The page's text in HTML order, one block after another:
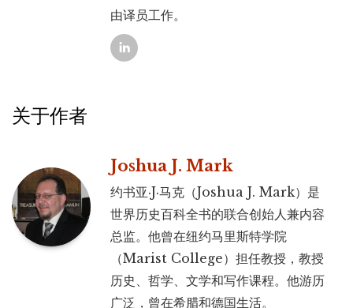
由译员工作。
关于作者
Joshua J. Mark
约书亚·J·马克（Joshua J. Mark）是
世界历史百科全书的联合创始人兼内容
总监。他曾在纽约马里斯特学院
（Marist College）担任教授，教授
历史、哲学、文学和写作课程。他游历
广泛，曾在希腊和德国生活。